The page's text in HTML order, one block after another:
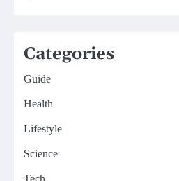
Categories
Guide
Health
Lifestyle
Science
Tech